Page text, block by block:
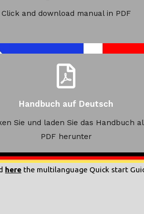
Click and download manual in PDF
Handbuch auf Deutsch
Sie und laden Sie das Handbuch
PDF herunter
here the multilanguage Quick start